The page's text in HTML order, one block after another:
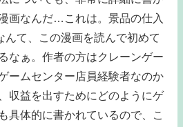
画なんだ…これは。景品の仕入
んて、この漫画を読んで初めて
なぁ。作者の方はクレーンゲー
ームセンター店員経験者なのか
収益を出すためにどのようにゲ
具体的に書かれているので、こ